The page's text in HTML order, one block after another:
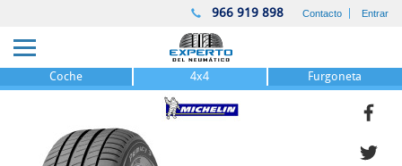
966 919 898 Contacto Entrar
Coche 4x4 Furgoneta